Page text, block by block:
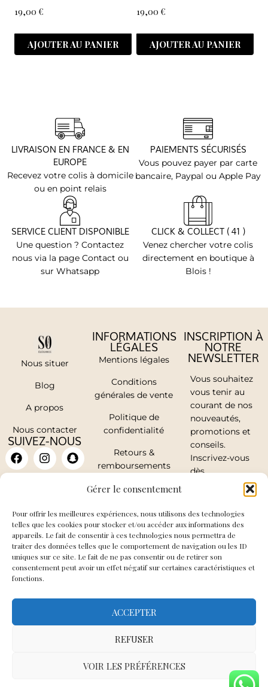
Gérer le consentement
Pour offrir les meilleures expériences, nous utilisons des technologies
telles que les cookies pour stocker et/ou accéder aux informations des
appareils. Le fait de consentir à ces technologies nous permettra de
traiter des données telles que le comportement de navigation ou les ID
uniques sur ce site. Le fait de ne pas consentir ou de retirer son
consentement peut avoir un effet négatif sur certaines caractéristiques et
fonctions.
ACCEPTER
REFUSER
VOIR LES PRÉFÉRENCES
19,00 €
AJOUTER AU PANIER
19,00 €
AJOUTER AU PANIER
LIVRAISON EN FRANCE & EN
EUROPE
Recevez votre colis à domicile
ou en point relais
PAIEMENTS SÉCURISÉS
Vous pouvez payer par carte
bancaire, Paypal ou Apple Pay
SERVICE CLIENT DISPONIBLE
Une question ? Contactez
nous via la page Contact ou
sur Whatsapp
CLICK & COLLECT ( 41 )
Venez chercher votre colis
directement en boutique à
Blois !
Nous situer
Blog
A propos
Nous contacter
SUIVEZ-NOUS
INFORMATIONS
LÉGALES
Mentions légales
Conditions
générales de vente
Politique de
confidentialité
Retours &
remboursements
Mon compte
INSCRIPTION À
NOTRE
NEWSLETTER
Vous souhaitez
vous tenir au
courant de nos
nouveautés,
promotions et
conseils.
Inscrivez-vous
dès
J'accepte de
recevoir les mails